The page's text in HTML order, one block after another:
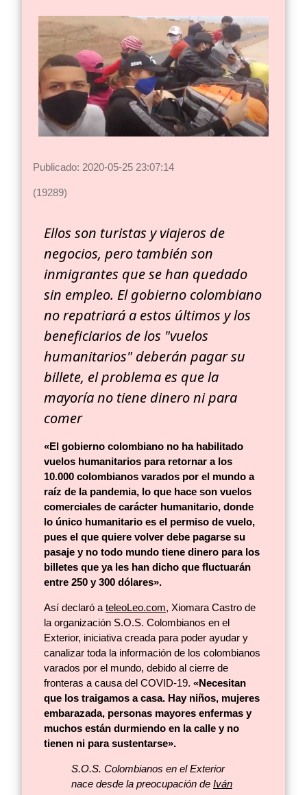
Publicado: 2020-05-25 23:07:14
(19289)
Ellos son turistas y viajeros de
negocios, pero también son
inmigrantes que se han quedado
sin empleo. El gobierno colombiano
no repatriará a estos últimos y los
beneficiarios de los "vuelos
humanitarios" deberán pagar su
billete, el problema es que la
mayoría no tiene dineroni para
comer
«El gobierno colombiano no ha habilitado
vuelos humanitarios para retornar a los
10.000 colombianos varados por el mundo a
raíz de la pandemia, lo que hace son vuelos
comerciales de carácter humanitario, donde
lo único humanitario es el permiso de vuelo,
pues el que quiere volver debe pagarse su
pasaje y no todo mundo tiene dinero para los
billetes que ya les han dicho que fluctuarán
entre 250 y 300 dólares».
Así declaró a teleoLeo.com, Xiomara Castro de
la organización S.O.S. Colombianos en el
Exterior, iniciativa creada para poder ayudar y
canalizar toda la información de los colombianos
varados por el mundo, debido al cierre de
fronteras a causa del COVID-19. «Necesitan
que los traigamos a casa. Hay niños, mujeres
embarazada, personas mayores enfermas y
muchos están durmiendo en la calle y no
tienen ni para sustentarse».
S.O.S. Colombianos en el Exterior
nace desde la preocupación de Iván